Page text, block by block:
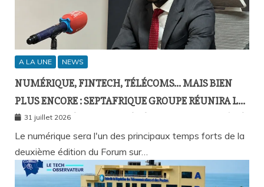
A LA UNE NEWS
NUMÉRIQUE, FINTECH, TÉLÉCOMS… MAIS BIEN
PLUS ENCORE : SEPTAFRIQUE GROUPE RÉUNIRA LE
GOTHA DE L’ÉCONOMIE SÉNÉGALAISE LE 10 AOÛT À
DAKAR
31 juillet 2026
Le numérique sera l'un des principaux temps forts de la
deuxième édition du Forum sur…